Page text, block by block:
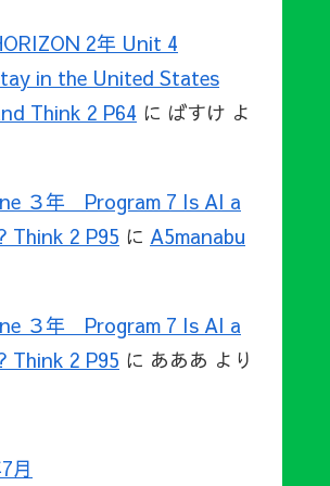
2年 Unit 4
in the United States
Think 2 P64 に ばすけ よ
３年 Program 7 Is AI a
Think 2 P95 に A5manabu
３年 Program 7 Is AI a
Think 2 P95 に あああ より
月